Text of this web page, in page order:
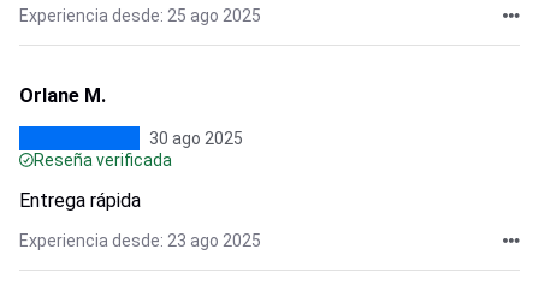
Experiencia desde: 25 ago 2025
Orlane M.
30 ago 2025
Reseña verificada
Entrega rápida
Experiencia desde: 23 ago 2025